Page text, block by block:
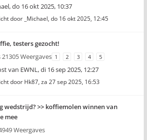
,do 16 okt 2025, 10:37
door _Michael, do 16 okt 2025, 12:45
testers gezocht!
21305 Weergaves 1 2 3 4 5
van EWNL,di 16 sep 2025, 12:27
door Hk87, za 27 sep 2025, 16:53
wedstrijd? >> koffiemolen winnen van
mee
Weergaves